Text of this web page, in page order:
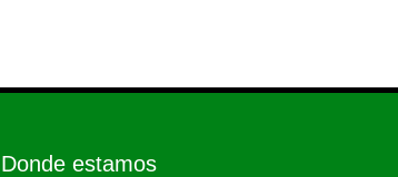
Donde estamos